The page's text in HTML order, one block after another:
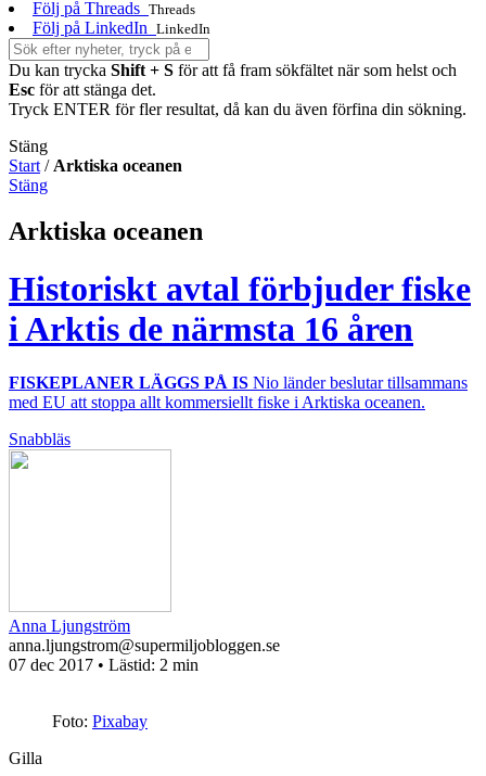
Följ på Threads Threads
Följ på LinkedIn LinkedIn
Du kan trycka Shift + S för att få fram sökfältet när som helst och
Esc för att stänga det.
Tryck ENTER för fler resultat, då kan du även förfina din sökning.
Stäng
Start / Arktiska oceanen
Stäng
Arktiska oceanen
Historiskt avtal förbjuder fiske
i Arktis de närmsta 16 åren
FISKEPLANER LÄGGS PÅ IS Nio länder beslutar tillsammans
med EU att stoppa allt kommersiellt fiske i Arktiska oceanen.
Snabbläs
Anna Ljungström
anna.ljungstrom@supermiljobloggen.se
07 dec 2017 • Lästid: 2 min
Foto: Pixabay
Gilla